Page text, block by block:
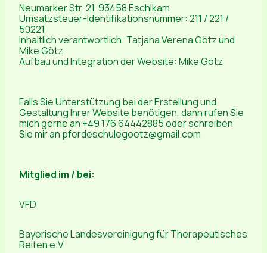
Neumarker Str. 21, 93458 Eschlkam
Umsatzsteuer-Identifikationsnummer: 211 / 221 /
50221
Inhaltlich verantwortlich: Tatjana Verena Götz und
Mike Götz
Aufbau und Integration der Website: Mike Götz
Falls Sie Unterstützung bei der Erstellung und
Gestaltung Ihrer Website benötigen, dann rufen Sie
mich gerne an +49 176 64442885 oder schreiben
Sie mir an pferdeschulegoetz@gmail.com
Mitglied im / bei:
VFD
Bayerische Landesvereinigung für Therapeutisches
Reiten e.V